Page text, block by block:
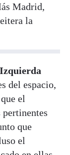
Madrid,
la
del espacio,
el
que
el